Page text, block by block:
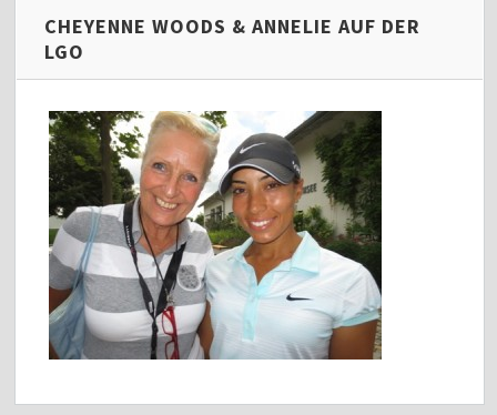
CHEYENNE WOODS & ANNELIE AUF DER
LGO